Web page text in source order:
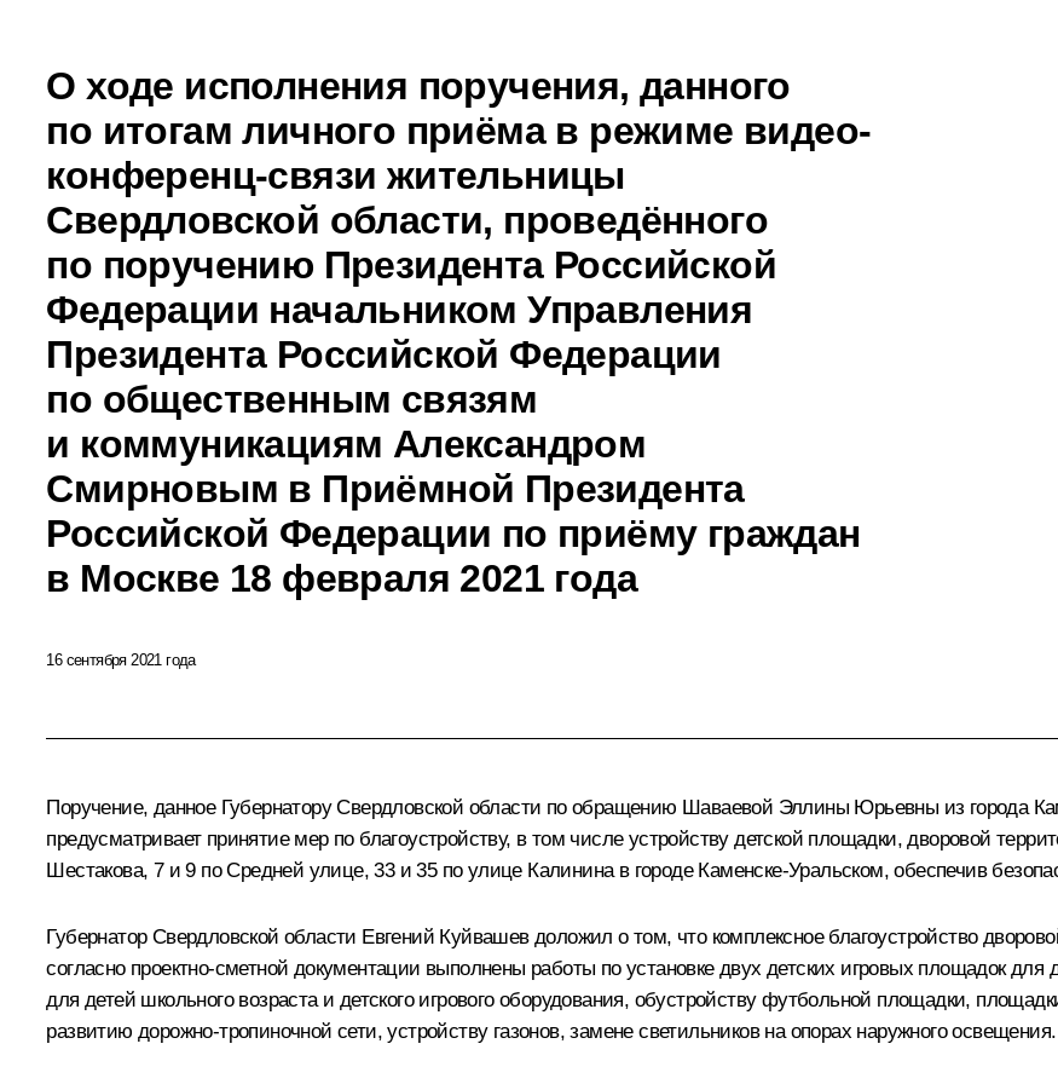
О ходе исполнения поручения, данного
по итогам личного приёма в режиме видео-
конференц-связи жительницы
Свердловской области, проведённого
по поручению Президента Российской
Федерации начальником Управления
Президента Российской Федерации
по общественным связям
и коммуникациям Александром
Смирновым в Приёмной Президента
Российской Федерации по приёму граждан
в Москве 18 февраля 2021 года
16 сентября 2021 года
Поручение, данное Губернатору Свердловской области по обращению Шаваевой Эллины Юрьевны из города
предусматривает принятие мер по благоустройству, в том числе устройству детской площадки, дворовой
Шестакова, 7 и 9 по Средней улице, 33 и 35 по улице Калинина в городе Каменске-Уральском, обеспечив
Губернатор Свердловской области Евгений Куйвашев доложил о том, что комплексное благоустройство
согласно проектно-сметной документации выполнены работы по установке двух детских игровых площадок для
для детей школьного возраста и детского игрового оборудования, обустройству футбольной площадки,
развитию дорожно-тропиночной сети, устройству газонов, замене светильников на опорах наружного освещения.